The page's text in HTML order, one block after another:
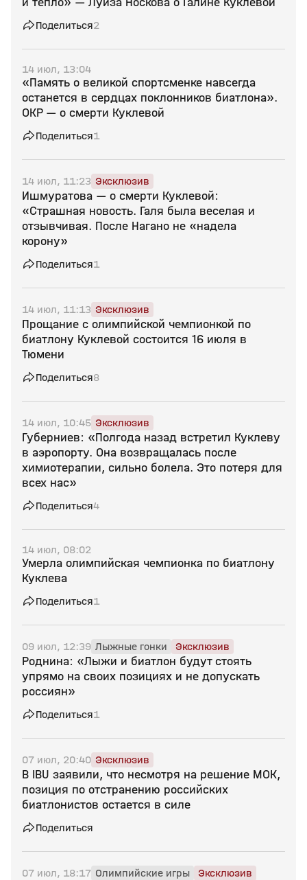
Поделиться2
14 июл, 13:04
«Память о великой спортсменке навсегда
останется в сердцах поклонников биатлона».
ОКР — о смерти Куклевой
Поделиться1
14 июл, 11:23 Эксклюзив
Ишмуратова — о смерти Куклевой:
«Страшная новость. Галя была веселая и
отзывчивая. После Нагано не «надела
корону»
Поделиться1
14 июл, 11:13 Эксклюзив
Прощание с олимпийской чемпионкой по
биатлону Куклевой состоится 16 июля в
Тюмени
Поделиться8
14 июл, 10:45 Эксклюзив
Губерниев: «Полгода назад встретил Куклеву
в аэропорту. Она возвращалась после
химиотерапии, сильно болела. Это потеря для
всех нас»
Поделиться4
14 июл, 08:02
Умерла олимпийская чемпионка по биатлону
Куклева
Поделиться1
09 июл, 12:39 Лыжные гонки Эксклюзив
Роднина: «Лыжи и биатлон будут стоять
упрямо на своих позициях и не допускать
россиян»
Поделиться1
07 июл, 20:40 Эксклюзив
В IBU заявили, что несмотря на решение МОК,
позиция по отстранению российских
биатлонистов остается в силе
Поделиться
07 июл, 18:17 Олимпийские игры Эксклюзив